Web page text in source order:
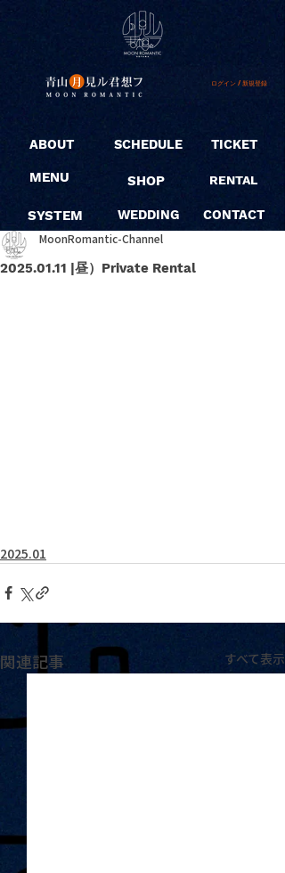
ログイン / 新規登録
ABOUT
MENU
SYSTEM
SCHEDULE
SHOP
WEDDING
TICKET
RENTAL
CONTACT
2025.01.11 |昼）Private Rental
MoonRomantic-Channel
2025.01
関連記事 すべて表示